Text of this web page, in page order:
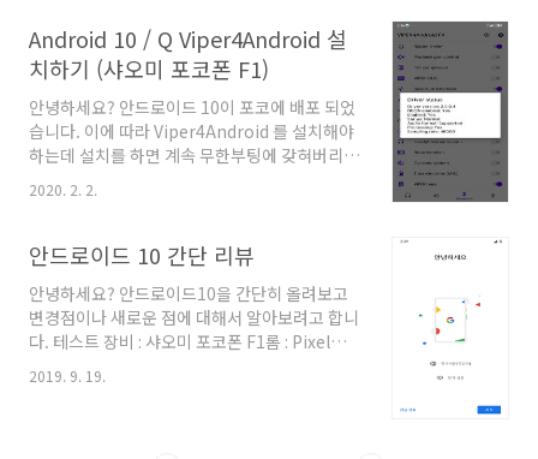
오늘 이 앱을 설치하고 간단하게 기능이 어떻게
있는지 살펴 보겠습니다. 1. 설치하기 기본적으로
음장 관련 앱들을 설치하기 위해서는 Magisk
Manager 가 필수입니다. 아래와 같이 Magisk
Manager 를 설치하고, JamesDSP 를 설치합
니다. (음장 시스템이 2개 있을 경우, Audio
Modification Library 도 같이 설치하시길 바랍
니다.) 저의 경우 Viper4Android 도..
Android 10 / Q Viper4Android 설
치하기 (샤오미 포코폰 F1)
안녕하세요? 안드로이드 10이 포코에 배포 되었
습니다. 이에 따라 Viper4Android 를 설치해야
하는데 설치를 하면 계속 무한부팅에 갖혀버리는
문제가 있었습니다. 이 문제를 지금 해결해 보겠
습니다. 다른 글들을 찾아보니 AML 모듈을 올렸
는데요. 이렇게 해도 저는 무한부팅에 갖혀버리
해 보겠습니다. 1. Magisk v4fx 모듈 설치하기
Magisk 매니저를 여시고 아래의 모듈을 설치합
니다. 오프라인이라면 아래의 파일을 받아서 사
용해 주시길 바랍니다.
2020. 2. 2.
안드로이드 10 간단 리뷰
안녕하세요? 안드로이드10을 간단히 올려보고
변경점이나 새로운 점에 대해서 알아보려고 합니
다. 테스트 장비 : 샤오미 포코폰 F1롬 : Pixel
Experience 10 Beta 1. 현재 베타롬 기준으로
안되는것 베타롬을 오래 사용해보지 못해서 정확
2019. 9. 19.